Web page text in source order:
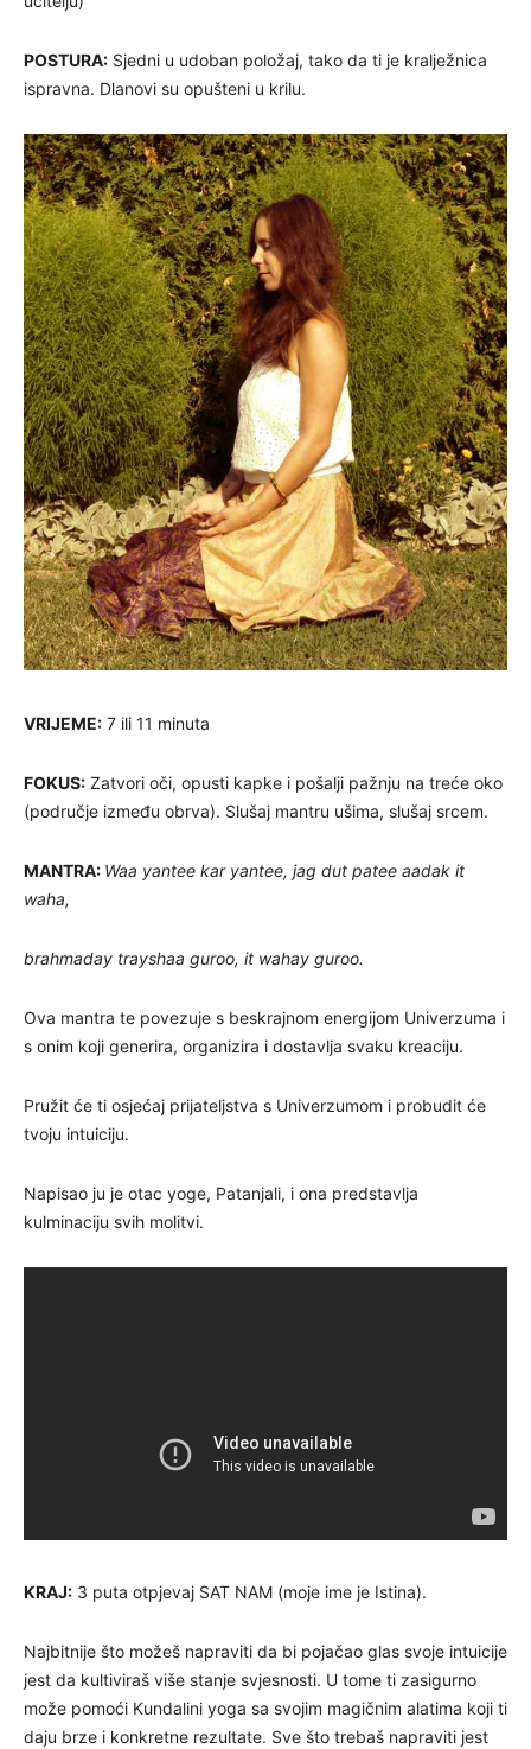
POSTURA: Sjedni u udoban položaj, tako da ti je kralježnica
ispravna. Dlanovi su opušteni u krilu.
VRIJEME: 7 ili 11 minuta
FOKUS: Zatvori oči, opusti kapke i pošalji pažnju na treće oko
(područje između obrva). Slušaj mantru ušima, slušaj srcem.
MANTRA: Waa yantee kar yantee, jag dut patee aadak it
waha,
brahmaday trayshaa guroo, it wahay guroo.
Ova mantra te povezuje s beskrajnom energijom Univerzuma i
s onim koji generira, organizira i dostavlja svaku kreaciju.
Pružit će ti osjećaj prijateljstva s Univerzumom i probudit će
tvoju intuiciju.
Napisao ju je otac yoge, Patanjali, i ona predstavlja
kulminaciju svih molitvi.
KRAJ: 3 puta otpjevaj SAT NAM (moje ime je Istina).
Najbitnije što možeš napraviti da bi pojačao glas svoje intuicije
jest da kultiviraš više stanje svjesnosti. U tome ti zasigurno
može pomoći Kundalini yoga sa svojim magičnim alatima koji ti
daju brze i konkretne rezultate. Sve što trebaš napraviti jest